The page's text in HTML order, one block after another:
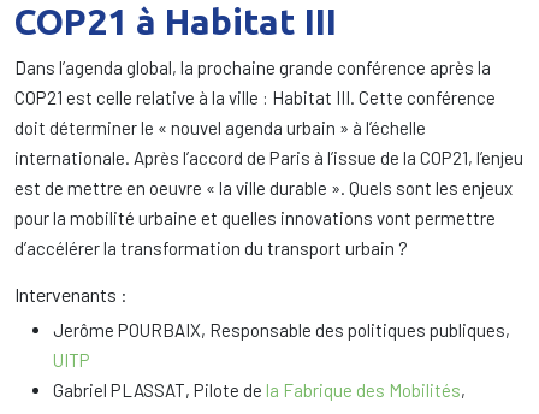
COP21 à Habitat III
Dans l’agenda global, la prochaine grande conférence après la
COP21 est celle relative à la ville : Habitat III. Cette conférence
doit déterminer le « nouvel agenda urbain » à l’échelle
internationale. Après l’accord de Paris à l’issue de la COP21, l’enjeu
est de mettre en oeuvre « la ville durable ». Quels sont les enjeux
pour la mobilité urbaine et quelles innovations vont permettre
d’accélérer la transformation du transport urbain ?
Intervenants :
Jerôme POURBAIX, Responsable des politiques publiques,
UITP
Gabriel PLASSAT, Pilote de la Fabrique des Mobilités,